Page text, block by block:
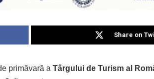
Share on
primăvară a Târgului de Turism al